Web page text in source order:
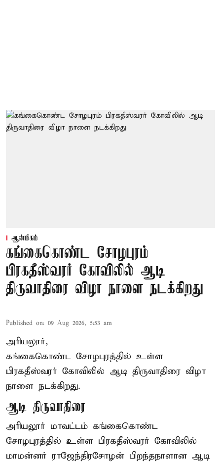
ஆன்மிகம்
கங்கைகொண்ட சோழபுரம்
பிரகதீஸ்வரர் கோவிலில் ஆடி
திருவாதிரை விழா நாளை நடக்கிறது
Published on: 09 Aug 2026, 5:53 am
அரியலூர்,
கங்கைகொண்ட சோழபுரத்தில் உள்ள
பிரகதீஸ்வரர் கோவிலில் ஆடி திருவாதிரை விழா
நாளை நடக்கிறது.
ஆடி திருவாதிரை
அரியலூர் மாவட்டம் கங்கைகொண்ட
சோழபுரத்தில் உள்ள பிரகதீஸ்வரர் கோவிலில்
மாமன்னர் ராஜேந்திரசோழன் பிறந்தநாளான ஆடி